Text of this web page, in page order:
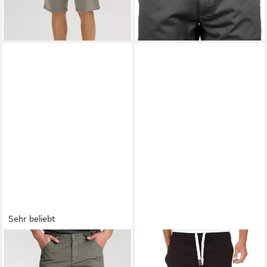
+2
Sehr beliebt
BRUNO BANANIBermudas
schmale Passform, gerade
AMACI&SONSSweatshorts
INKSTER Sweatshorts